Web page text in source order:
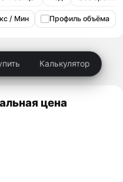
/ Мин Профиль объёма
Калькулятор
цена